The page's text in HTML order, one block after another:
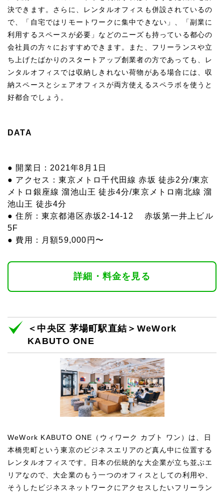
決できます。さらに、レンタルオフィスも併設されているの
で、「自宅ではリモートワークに集中できない」、「副業に
利用するスペースが必要」などのニーズも持っている都心の
会社員の方々におすすめできます。また、フリーランスや立
ち上げたばかりのスタートアップ創業者の方であっても、レ
ンタルオフィスでは収納しきれない荷物がある場合には、収
納スペースとシェアオフィスが両方使えるスペラボを使うと
好都合でしょう。
DATA
● 開業日：2021年8月1日
● アクセス：東京メトロ千代田線 赤坂 徒歩2分/東京
メトロ銀座線 溜池山王 徒歩4分/東京メトロ南北線 溜
池山王 徒歩4分
● 住所：東京都港区赤坂2-14-12 赤坂第一井上ビル
5F
● 費用：月額59,000円〜
詳細・料金を見る
＜中央区 茅場町駅直結＞WeWork
KABUTO ONE
WeWork KABUTO ONE（ウィワーク カブト ワン）は、日
本橋兜町という東京のビジネスエリアのど真ん中に位置する
レンタルオフィスです。日本の伝統的な大企業が立ち並ぶエ
リアなので、大企業のもう一つのオフィスとしての利用や、
そうしたビジネスネットワークにアクセスしたいフリーラン